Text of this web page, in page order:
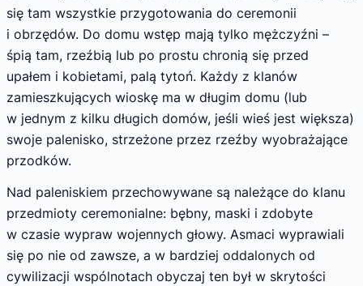
się tam wszystkie przygotowania do ceremonii
i obrzędów. Do domu wstęp mają tylko mężczyźni –
śpią tam, rzeźbią lub po prostu chronią się przed
upałem i kobietami, palą tytoń. Każdy z klanów
zamieszkujących wioskę ma w długim domu (lub
w jednym z kilku długich domów, jeśli wieś jest większa)
swoje palenisko, strzeżone przez rzeźby wyobrażające
przodków.
Nad paleniskiem przechowywane są należące do klanu
przedmioty ceremonialne: bębny, maski i zdobyte
w czasie wypraw wojennych głowy. Asmaci wyprawiali
się po nie od zawsze, a w bardziej oddalonych od
cywilizacji wspólnotach obyczaj ten był w skrytości